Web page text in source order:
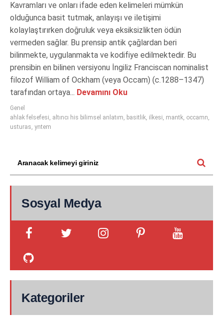
Kavramları ve onları ifade eden kelimeleri mümkün
olduğunca basit tutmak, anlayışı ve iletişimi
kolaylaştırırken doğruluk veya eksiksizlikten ödün
vermeden sağlar. Bu prensip antik çağlardan beri
bilinmekte, uygulanmakta ve kodifiye edilmektedir. Bu
prensibin en bilinen versiyonu İngiliz Franciscan nominalist
filozof William of Ockham (veya Occam) (c.1288–1347)
tarafından ortaya... Devamını Oku
Genel
ahlak felsefesi, altıncı his bilimsel anlatım, basitlik, ilkesi, mantk, occamn,
usturas, yntem
Sosyal Medya
Kategoriler